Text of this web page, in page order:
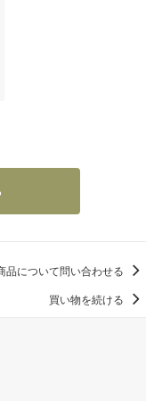
品について問い合わせる
買い物を続ける